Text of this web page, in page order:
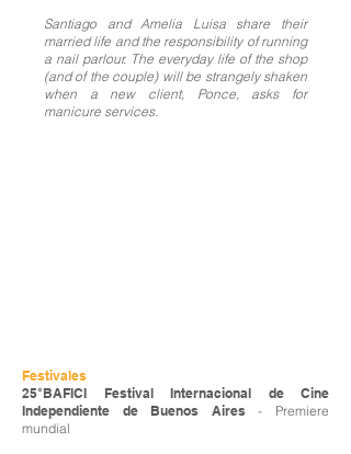
Santiago and Amelia Luisa share their
married life and the responsibility of running
a nail parlour. The everyday life of the shop
(and of the couple) will be strangely shaken
when a new client, Ponce, asks for
manicure services.
Festivales
25°BAFICI
Festival Internacional de Cine
Independiente de Buenos Aires- Premiere
mundial